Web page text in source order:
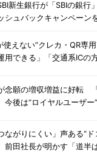
新生銀行が「SBIの銀行
シュバックキャンペーン
使えない”クレカ・QR専
用できる」「交通系ICの
念願の増収増益に好転
今後は“ロイヤルユーザー
ながりにくい」声ある“
田社長が明かす「道半